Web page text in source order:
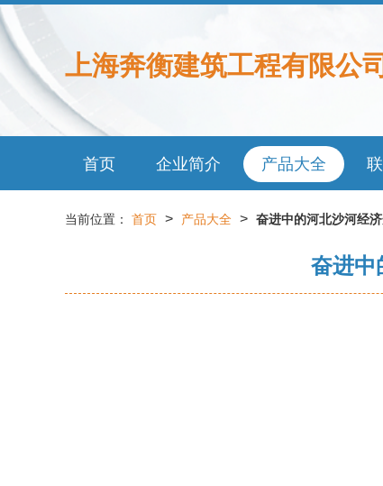
上海奔衡建筑工程有限公司
首页 企业简介 产品大全
当前位置： 首页 > 产品大全 > 奋进中的河北沙河经
奋进中